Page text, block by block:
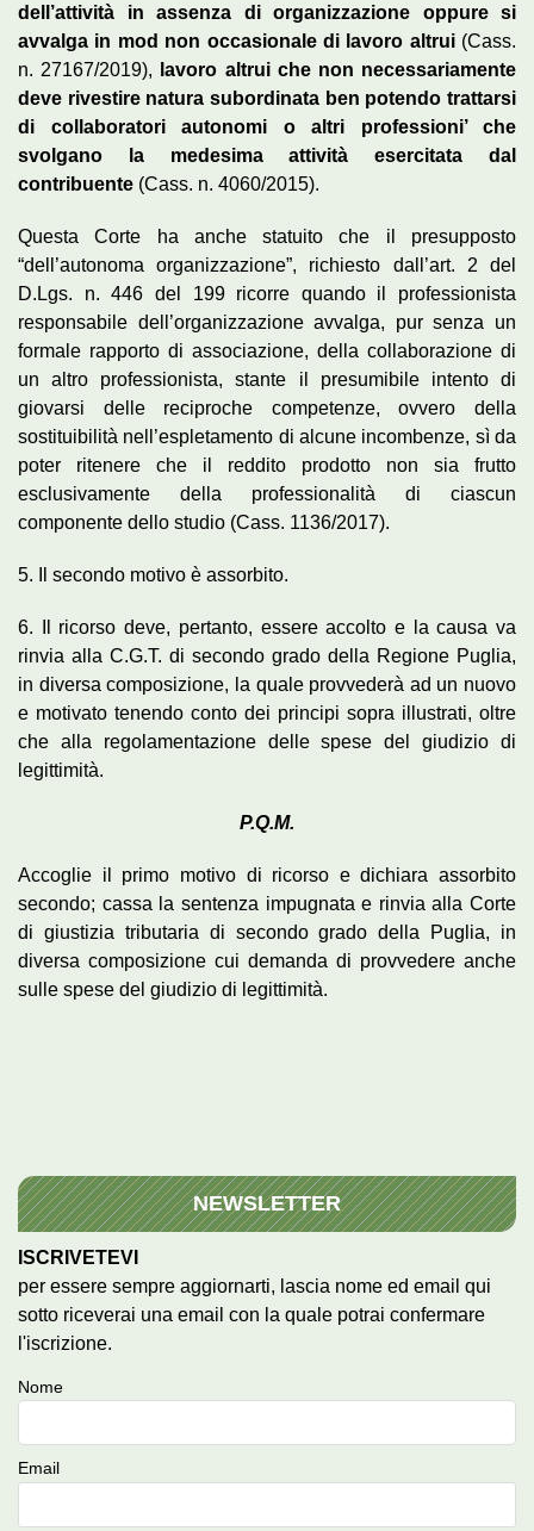
dell’attività in assenza di organizzazione oppure si
avvalga in mod non occasionale di lavoro altrui(Cass.
n. 27167/2019),
lavoro altrui che non necessariamente
deve rivestire natura subordinata ben potendo trattarsi
di collaboratori autonomi o altri professioni’ che
svolgano la medesima attività esercitata dal
contribuente (Cass. n. 4060/2015).
Questa Corte ha anche statuito che il presupposto
“dell’autonoma organizzazione”, richiesto dall’art. 2 del
D.Lgs. n. 446 del 199 ricorre quando il professionista
responsabile dell’organizzazione avvalga, pur senza un
formale rapporto di associazione, della collaborazione di
un altro professionista, stante il presumibile intento di
giovarsi delle reciproche competenze, ovvero della
sostituibilità nell’espletamento di alcune incombenze, sì da
poter ritenere che il reddito prodotto non sia frutto
esclusivamente della professionalità di ciascun
componente dello studio (Cass. 1136/2017).
5. Il secondo motivo è assorbito.
6. Il ricorso deve, pertanto, essere accolto e la causa va
rinvia alla C.G.T. di secondo grado della Regione Puglia,
in diversa composizione, la quale provvederà ad un nuovo
e motivato tenendo conto dei principi sopra illustrati, oltre
che alla regolamentazione delle spese del giudizio di
legittimità.
P.Q.M.
Accoglie il primo motivo di ricorso e dichiara assorbito
secondo; cassa la sentenza impugnata e rinvia alla Corte
di giustizia tributaria di secondo grado della Puglia, in
diversa composizione cui demanda di provvedere anche
sulle spese del giudizio di legittimità.
NEWSLETTER
ISCRIVETEVI
per essere sempre aggiornarti, lascia nome ed email qui
sotto riceverai una email con la quale potrai confermare
l'iscrizione.
Nome
Email